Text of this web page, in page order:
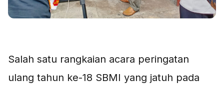
Salah satu rangkaian acara peringatan
ulang tahun ke-18 SBMI yang jatuh pada